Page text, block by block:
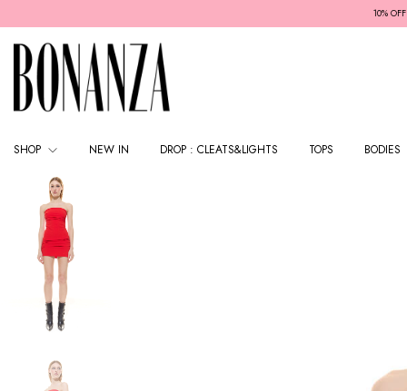
10% OFF
SHOP NEW IN DROP : CLEATS&LIGHTS TOPS BODIES